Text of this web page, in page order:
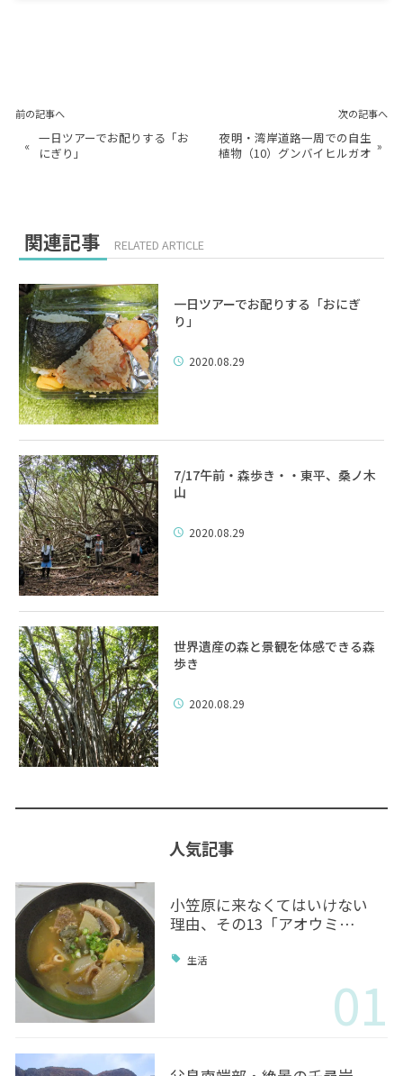
前の記事へ
« 一日ツアーでお配りする「お
にぎり」
次の記事へ
夜明・湾岸道路一周での自生
植物（10）グンバイヒルガオ »
関連記事 RELATED ARTICLE
一日ツアーでお配りする「おにぎ
り」
2020.08.29
7/17午前・森歩き・・東平、桑ノ木
山
2020.08.29
世界遺産の森と景観を体感できる森
歩き
2020.08.29
人気記事
小笠原に来なくてはいけない
理由、その13「アオウミ…
生活
01